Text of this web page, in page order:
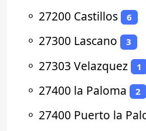
⚬ 27200 Castillos 6
⚬ 27300 Lascano 3
⚬ 27303 Velazquez 1
⚬ 27400 la Paloma 2
⚬ 27400 Puerto la